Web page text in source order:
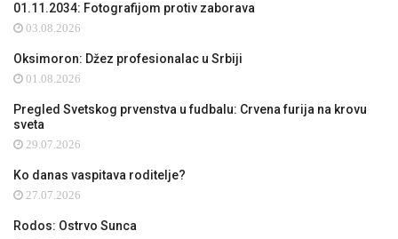
01.11.2034: Fotografijom protiv zaborava
03.08.2026
Oksimoron: Džez profesionalac u Srbiji
01.08.2026
Pregled Svetskog prvenstva u fudbalu: Crvena furija na krovu
sveta
29.07.2026
Ko danas vaspitava roditelje?
27.07.2026
Rodos: Ostrvo Sunca